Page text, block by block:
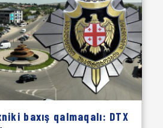
baxış qalmaqalı: DTX